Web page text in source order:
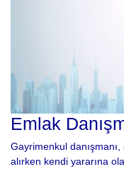
Emlak
Gayrimenkul
alırken kendi yararına